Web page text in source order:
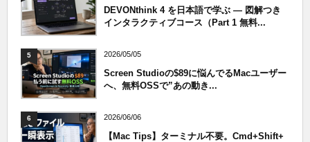
DEVONthink 4 を日本語で学ぶ — 図解つき
インタラクティブコース（Part 1 無料...
5 2026/05/05
Screen Studioの$89に悩んでるMacユーザー
へ、無料OSSで”あの動き...
6 2026/06/06
【Mac Tips】ターミナル不要。Cmd+Shift+